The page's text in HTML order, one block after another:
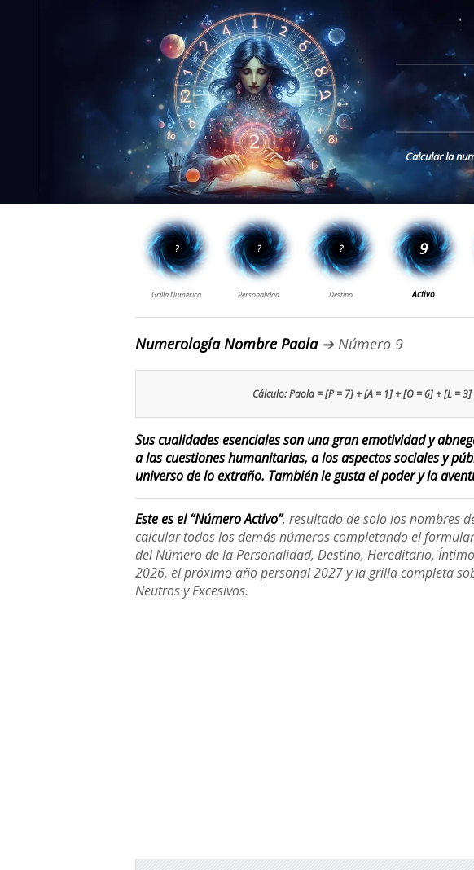
Calcular la
Numerología Nombre Paola➔ Número 9
Cálculo: Paola = [P = 7] + [A = 1] + [O = 6] + [L =
Sus cualidades esenciales son una gran emotividad y
a las cuestiones humanitarias, a los aspectos sociales y
universo de lo extraño. También le gusta el poder y la
Este es el “Número Activo”, resultado de solo los nombres
calcular todos los demás números completando el
del Número de la Personalidad, Destino, Hereditario,
2026, el próximo año personal 2027 y la grilla completa
Neutros y Excesivos.